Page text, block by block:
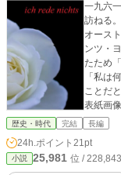
一九六
訪ねる
オース
ンツ・
たため
「私は
ことだ
表紙画
歴史・時代 完結 長編
24h.ポイント 21pt
小説 25,981 位 /